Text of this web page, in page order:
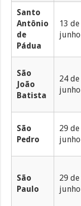
Santo
Antônio
de
Pádua
13 de
junho
São
João
Batista
24 de
junho
São
Pedro
29 de
junho
São
Paulo
29 de
junho